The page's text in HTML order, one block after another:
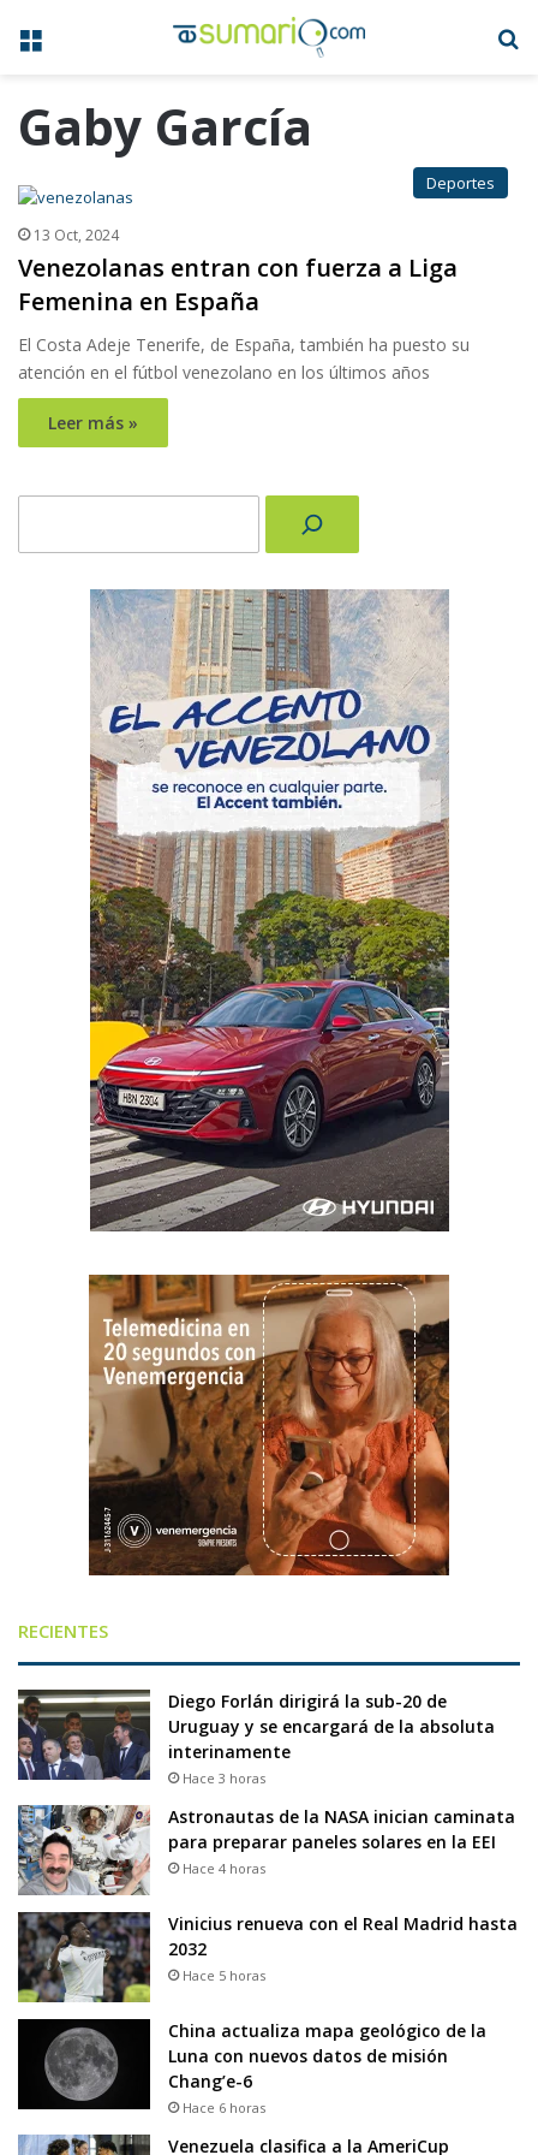
Menú
Gaby García
Deportes
13 Oct, 2024
Venezolanas entran con fuerza a Liga
Femenina en España
El Costa Adeje Tenerife, de España, también ha puesto su
atención en el fútbol venezolano en los últimos años
Leer más »
RECIENTES
Diego Forlán dirigirá la sub-20 de
Uruguay y se encargará de la absoluta
interinamente
Hace 3 horas
Astronautas de la NASA inician caminata
para preparar paneles solares en la EEI
Hace 4 horas
Vinicius renueva con el Real Madrid hasta
2032
Hace 5 horas
China actualiza mapa geológico de la
Luna con nuevos datos de misión
Chang’e-6
Hace 6 horas
Venezuela clasifica a la AmeriCup